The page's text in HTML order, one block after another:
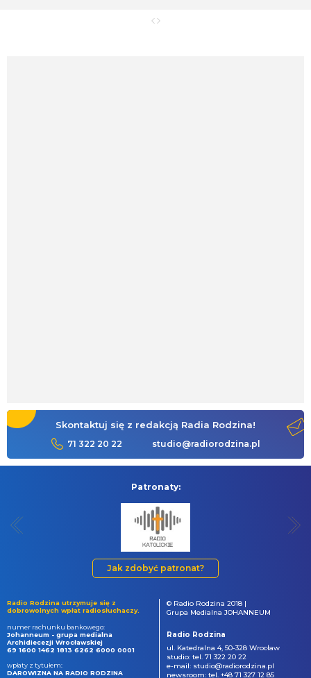
Skontaktuj się z redakcją Radia Rodzina!
71 322 20 22 studio@radiorodzina.pl
Patronaty:
Jak zdobyć patronat?
Radio Rodzina utrzymuje się z
dobrowolnych wpłat radiosłuchaczy.
numer rachunku bankowego:
Johanneum - grupa medialna
Archidiecezji Wrocławskiej
69 1600 1462 1813 6262 6000 0001
wpłaty z tytułem:
DAROWIZNA NA RADIO RODZINA
© Radio Rodzina 2018 |
Grupa Medialna JOHANNEUM
Radio Rodzina
ul. Katedralna 4, 50-328 Wrocław
studio: tel. 71 322 20 22
e-mail: studio@radiorodzina.pl
newsroom: tel. +48 71 327 12 85